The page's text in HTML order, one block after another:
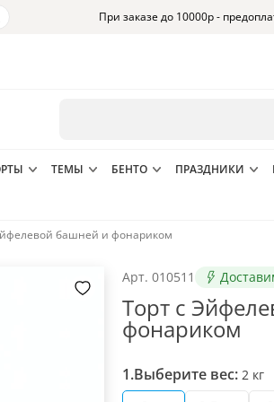
При заказе до 10000р -
ТЕМЫ БЕНТО ПРАЗДНИКИ
башней и фонариком
Арт. 010511
Торт с
фонариком
1.Выберите вес: 2 кг